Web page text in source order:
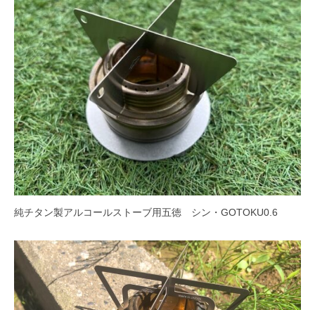
純チタン製アルコールストーブ用五徳 シン・GOTOKU0.6